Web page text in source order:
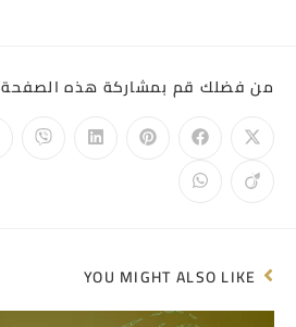
من فضلك قم بمشاركة هذه الصفحة
YOU MIGHT ALSO LIKE